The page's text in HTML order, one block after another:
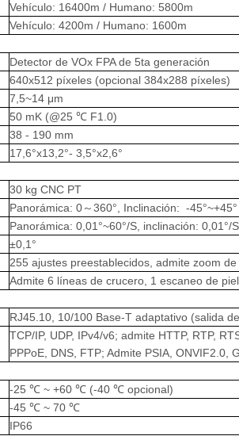
Vehículo: 16400m / Humano: 5800m
Vehículo: 4200m / Humano: 1600m
Detector de VOx FPA de 5ta generación
640x512 píxeles (opcional 384x288 píxeles)
7,5~14 μm
50 mK (@25 ℃ F1.0)
38 - 190 mm
17,6°x13,2°- 3,5°x2,6°
30 kg CNC PT
Panorámica: 0～360°, Inclinación: -45°~+45°
Panorámica: 0,01°~60°/S, inclinación: 0,01°/
±0,1°
255 ajustes preestablecidos, admite zoom
Admite 6 líneas de crucero, 1 escaneo de
RJ45.10, 10/100 Base-T adaptativo (salida
TCP/IP, UDP, IPv4/v6; admite HTTP, RTP,
PPPoE, DNS, FTP; Admite PSIA, ONVIF2.0,
-25 ℃ ~ +60 ℃ (-40 ℃ opcional)
-45 ℃ ~ 70 ℃
IP66